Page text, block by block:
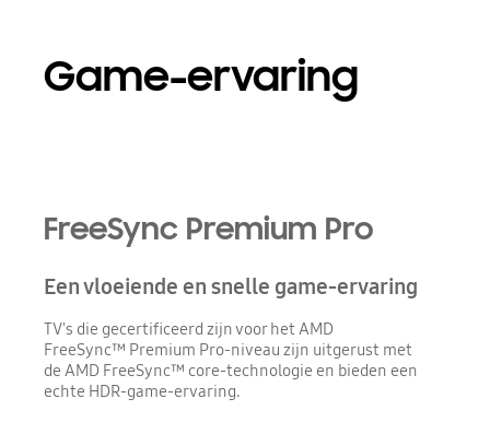
Game-ervaring
FreeSync Premium Pro
Een vloeiende en snelle game-ervaring
TV's die gecertificeerd zijn voor het AMD
FreeSync™ Premium Pro-niveau zijn uitgerust met
de AMD FreeSync™ core-technologie en bieden een
echte HDR-game-ervaring.